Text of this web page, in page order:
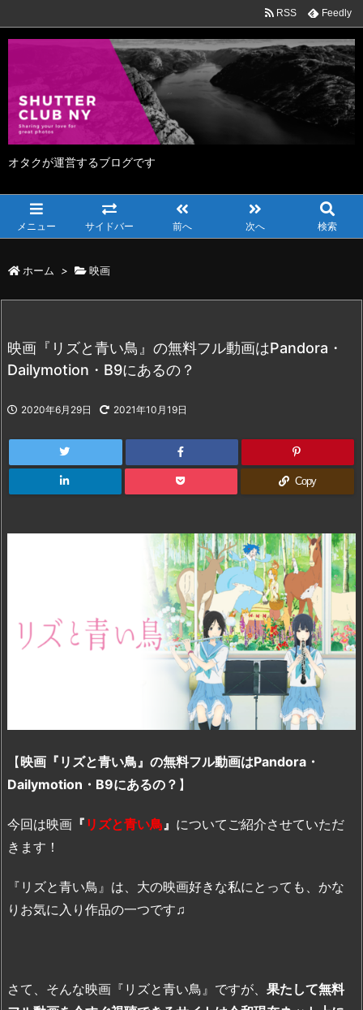
オタクが運営するブログです
メニュー サイドバー 前へ 次へ 検索
RSS Feedly
ホーム > 映画
映画『リズと青い鳥』の無料フル動画はPandora・
Dailymotion・B9にあるの？
2020年6月29日 2021年10月19日
Copy
【映画『リズと青い鳥』の無料フル動画はPandora・
Dailymotion・B9にあるの？ 】
今回は映画 『 リズと青い鳥』 についてご紹介させていただ
きます！
『リズと青い鳥』は、大の映画好きな私にとっても、かな
りお気に入り作品の一つです♫
さて、そんな映画『リズと青い鳥』ですが、 果たして無料